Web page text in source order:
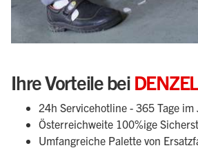
Ihre Vorteile bei
24h Servicehotline - 365 Tage im
Österreichweite 100%ige
Umfangreiche Palette von